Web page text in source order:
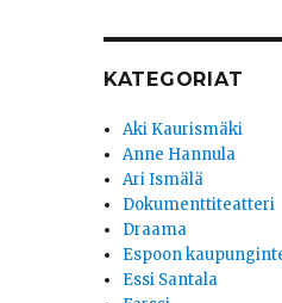
KATEGORIAT
Aki Kaurismäki
Anne Hannula
Ari Ismälä
Dokumenttiteatteri
Draama
Espoon
Essi Santala